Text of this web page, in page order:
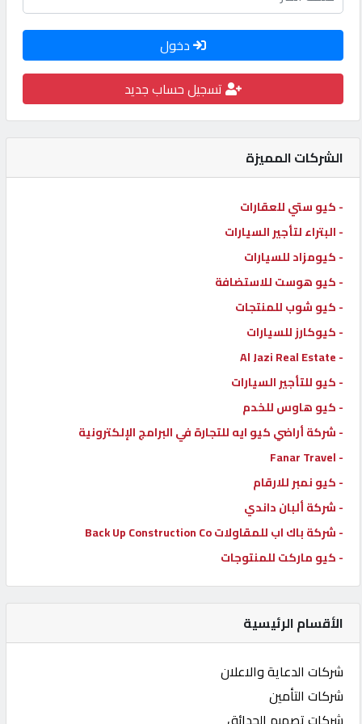
كيو
ماركت
الدليل
POWERED
QHOST
دخول
تسجيل حساب جديد
الشركات المميزة
- كيو ستي للعقارات
- البتراء لتأجير السيارات
- كيومزاد للسيارات
- كيو هوست للاستضافة
- كيو شوب للمنتجات
- كيوكارز للسيارات
- Al Jazi Real Estate
- كيو للتأجير السيارات
- كيو هاوس للخدم
- شركة أراضي كيو ايه للتجارة في البرامج الإلكترونية
- Fanar Travel
- كيو نمبر للارقام
- شركة ألبان داندي
- شركة باك اب للمقاولات Back Up Construction Co
- كيو ماركت للمنتوجات
الأقسام الرئيسية
شركات الدعاية والاعلان
شركات التأمين